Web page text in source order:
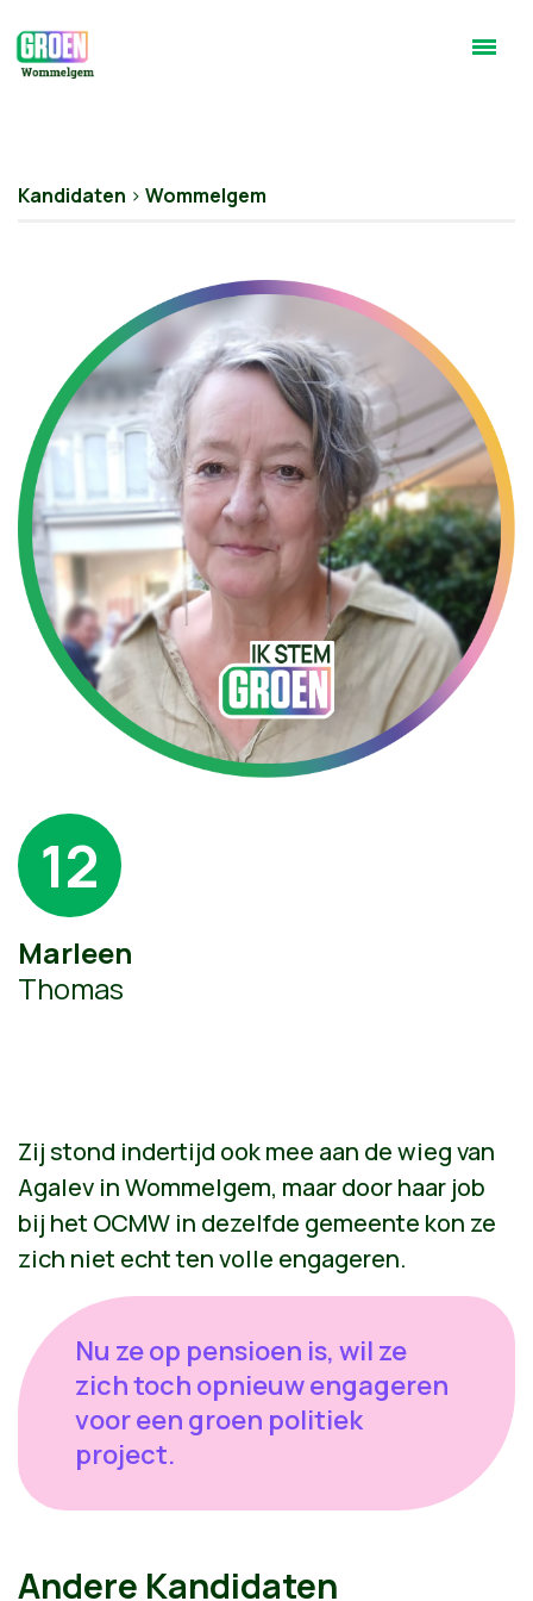
Kandidaten > Wommelgem
12
Marleen
Thomas
Zij stond indertijd ook mee aan de wieg van
Agalev in Wommelgem, maar door haar job
bij het OCMW in dezelfde gemeente kon ze
zich niet echt ten volle engageren.
Nu ze op pensioen is, wil ze
zich toch opnieuw engageren
voor een groen politiek
project.
Andere Kandidaten